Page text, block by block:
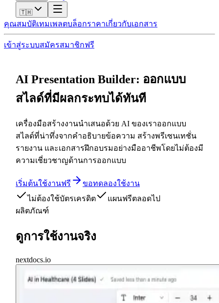
🇹🇭
คุณสมบัติเทมเพลตบล็อกราคาเกี่ยวกับเอกสาร
เข้าสู่ระบบสมัครสมาชิกฟรี
AI Presentation Builder: ออกแบบ
สไลด์ที่มีผลกระทบได้ทันที
เครื่องมือสร้างงานนำเสนอด้วย AI ของเราออกแบบ
สไลด์ที่น่าทึ่งจากคำอธิบายข้อความ สร้างพรีเซนเทชั่น
รายงาน และเอกสารฝึกอบรมอย่างมืออาชีพโดยไม่ต้องมี
ความเชี่ยวชาญด้านการออกแบบ
เริ่มต้นใช้งานฟรี
ขอทดลองใช้งาน
ไม่ต้องใช้บัตรเครดิต
แผนฟรีตลอดไป
ผลิตภัณฑ์
ดูการใช้งานจริง
nextdocs.io